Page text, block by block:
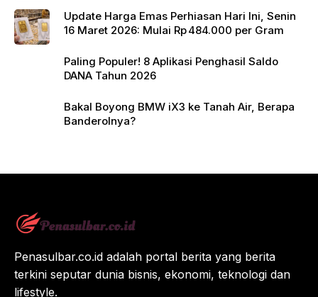
Update Harga Emas Perhiasan Hari Ini, Senin
16 Maret 2026: Mulai Rp 484.000 per Gram
Paling Populer! 8 Aplikasi Penghasil Saldo
DANA Tahun 2026
Bakal Boyong BMW iX3 ke Tanah Air, Berapa
Banderolnya?
Penasulbar.co.id adalah portal berita yang berita
terkini seputar dunia bisnis, ekonomi, teknologi dan
lifestyle.